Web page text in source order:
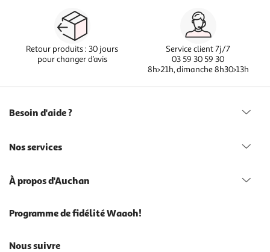
Retour produits : 30 jours
pour changer d’avis
Service client 7j/7
03 59 30 59 30
8h>21h, dimanche 8h30>13h
Besoin d'aide ?
Nos services
À propos d'Auchan
Programme de fidélité Waaoh!
Nous suivre